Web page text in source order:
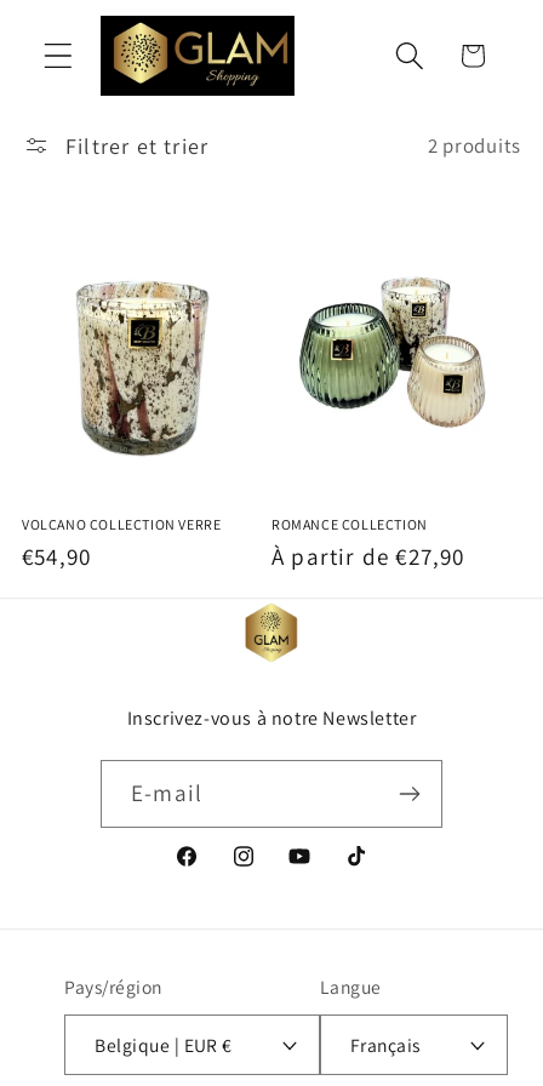
au
contenu
Panier
Filtrer et trier 2 produits
VOLCANO COLLECTION VERRE
Prix
€54,90
ROMANCE COLLECTION
Prix
À partir de €27,90
Inscrivez-vous à notre Newsletter
E-mail
FacebookInstagramYouTubeTikTok
Pays/région
Belgique | EUR €
Langue
Français